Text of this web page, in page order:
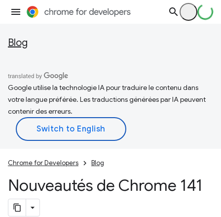
Blog
Google utilise la technologie IA pour traduire le contenu dans
votre langue préférée. Les traductions générées par IA peuvent
contenir des erreurs.
Chrome for Developers Blog
Nouveautés de Chrome 141